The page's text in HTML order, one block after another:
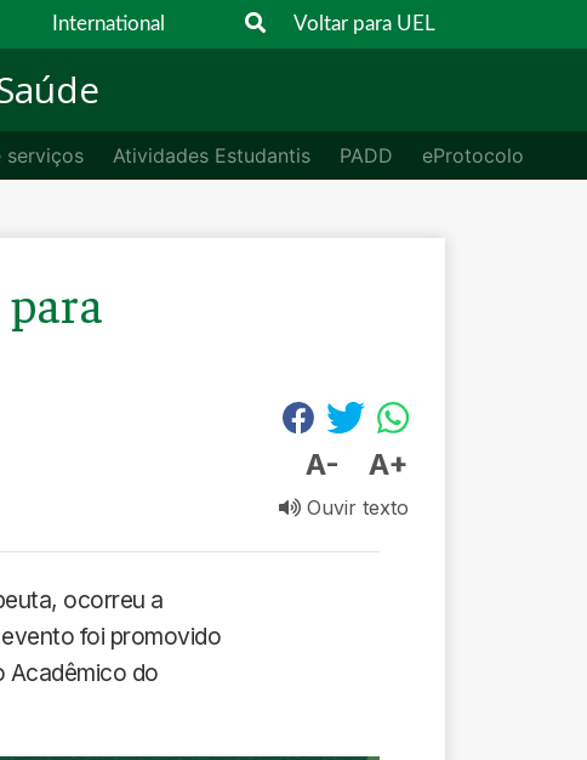
International Voltar para UEL
serviços Atividades Estudantis PADD eProtocolo
A- A+
Ouvir texto
ocorreu a
foi promovido
Acadêmico do